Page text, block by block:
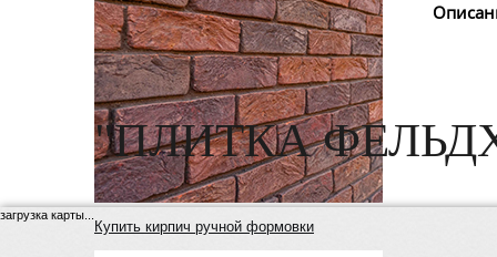
Купить кирпич ручной формовки
"ПЛИТКА
загрузка карты...